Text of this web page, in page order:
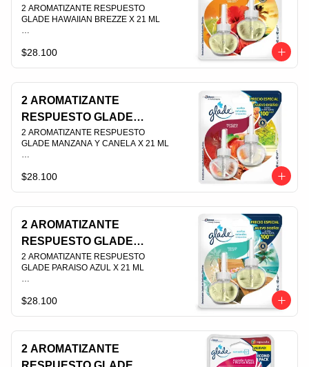
HAWAIIAN BREZZE X 21 ML
2 AROMATIZANTE RESPUESTO
GLADE HAWAIIAN BREZZE X 21 ML
$28.100
2 AROMATIZANTE
RESPUESTO GLADE
MANZANA Y CANELA X 21
ML
2 AROMATIZANTE RESPUESTO
GLADE MANZANA Y CANELA X 21 ML
$28.100
2 AROMATIZANTE
RESPUESTO GLADE
PARAISO AZUL X 21 ML
2 AROMATIZANTE RESPUESTO
GLADE PARAISO AZUL X 21 ML
$28.100
2 AROMATIZANTE